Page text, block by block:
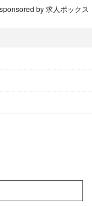
sponsored by 求人ボックス